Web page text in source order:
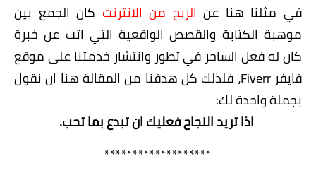
في مثلنا هنا عن الربح من الانترنت كان الجمع بين
موهبة الكتابة والقصص الواقعية التي اتت عن خبرة
كان له فعل الساحر في تطور وانتشار خدمتنا على موقع
فايفر Fiverr، فلذلك كل هدفنا من المقالة هنا ان نقول
بجملة واحدة لك:
اذا تريد النجاح فعليك ان تبدع بما تحب.
*******************